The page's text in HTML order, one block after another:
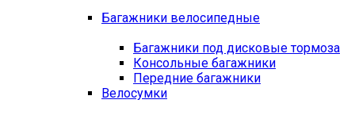
Багажники велосипедные
Багажники под дисковые тормоза
Консольные багажники
Передние багажники
Велосумки